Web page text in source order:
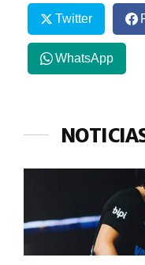
Twitter
WhatsApp